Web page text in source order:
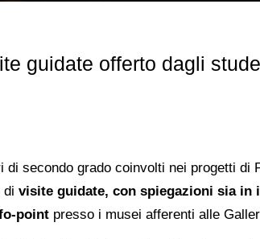
guidate offerto dagli
secondo grado coinvolti nei progetti di
divisite guidate, con spiegazioni sia in
point presso i musei afferenti alle